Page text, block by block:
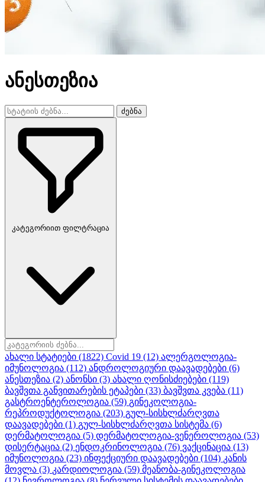
ანესთეზია
ძებნა
კატეგორიით ფილტრაცია
ახალი სტატიები (1822) Covid 19 (12) ალერგოლოგია-
იმუნოლოგია (112) ანდროლოგიური დაავადებები (6)
ანესთეზია (2) ანონსი (3) ახალი ღონისძიებები (119)
ბავშვთა განვითარების ეტაპები (33) ბავშვთა კვება (11)
გასტროენტეროლოგია (59) გინეკოლოგია-
რეპროდუქტოლოგია (203) გულ-სისხლძარღვთა
დაავადებები (1) გულ-სისხლძარღვთა სისტემა (6)
დერმატოლოგია (5) დერმატოლოგია-ვენეროლოგია (53)
დისერტაცია (2) ენდოკრინოლოგია (76) ვაქცინაცია (13)
იმუნოლოგია (23) ინფექციური დაავადებები (104) კანის
მოვლა (3) კარდიოლოგია (59) მეანობა-გინეკოლოგია